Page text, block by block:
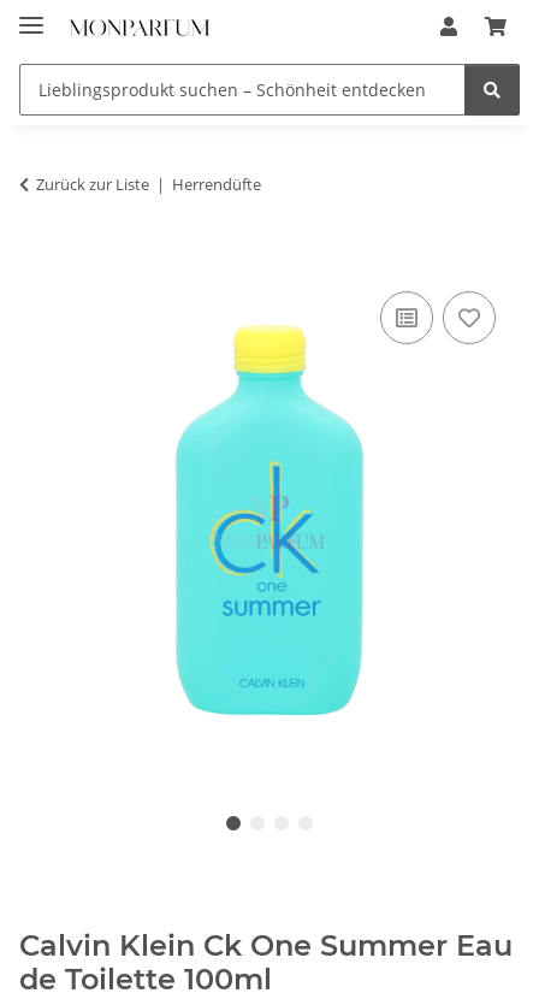
Zurück zur Liste Herrendüfte
Calvin Klein Ck One Summer Eau
de Toilette 100ml